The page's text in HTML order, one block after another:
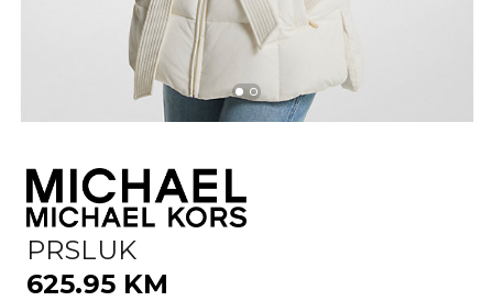
PRSLUK
625.95 KM